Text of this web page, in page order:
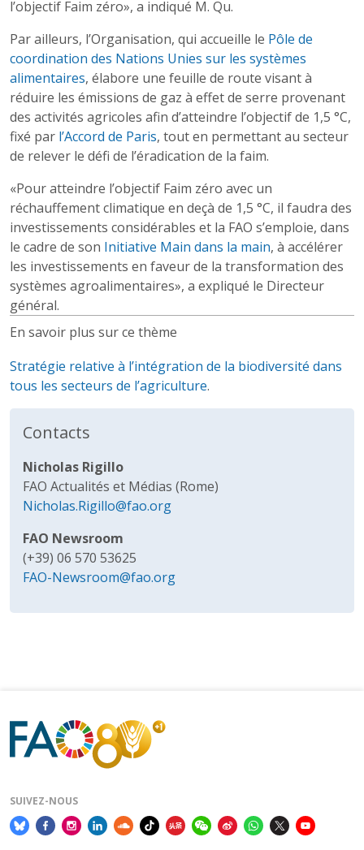
l’objectif Faim zéro», a indiqué M. Qu.
Par ailleurs, l’Organisation, qui accueille le Pôle de
coordination des Nations Unies sur les systèmes
alimentaires, élabore une feuille de route visant à
réduire les émissions de gaz à effet de serre provenant
des activités agricoles afin d’atteindre l’objectif de 1,5 °C,
fixé par l’Accord de Paris, tout en permettant au secteur
de relever le défi de l’éradication de la faim.
«Pour atteindre l’objectif Faim zéro avec un
réchauffement climatique en deçà de 1,5 °C, il faudra des
investissements considérables et la FAO s’emploie, dans
le cadre de son Initiative Main dans la main, à accélérer
les investissements en faveur de la transformation des
systèmes agroalimentaires», a expliqué le Directeur
général.
En savoir plus sur ce thème
Stratégie relative à l’intégration de la biodiversité dans
tous les secteurs de l’agriculture.
Contacts
Nicholas Rigillo
FAO Actualités et Médias (Rome)
Nicholas.Rigillo@fao.org
FAO Newsroom
(+39) 06 570 53625
FAO-Newsroom@fao.org
SUIVEZ-NOUS